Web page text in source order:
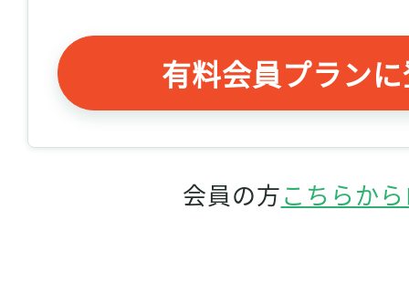
有料会員プラン
会員の方こちらか